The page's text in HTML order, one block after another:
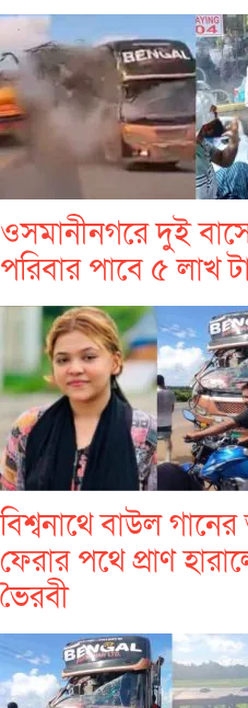
ওসমানীনগরে দুই
পরিবার পাবে ৫ লাখ
বিশ্বনাথে বাউল
ফেরার পথে প্রাণ
ভৈরবী